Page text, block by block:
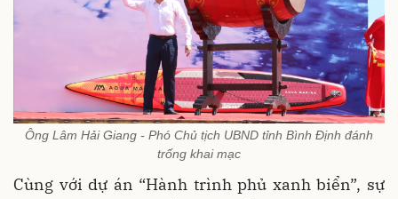
Ông Lâm Hải Giang - Phó Chủ tịch UBND tỉnh Bình Định đánh
trống khai mạc
Cùng với dự án “Hành trình phủ xanh biển”, sự